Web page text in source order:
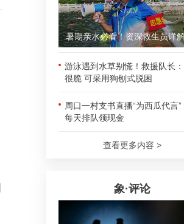
游泳遇到水草别慌！救援队长
很脆 可采用狗刨式脱困
周口一村支书直播“为西瓜代言”
每天排队领现金
查看更多内容 >
象·评论